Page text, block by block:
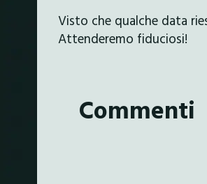
Visto che qualche data
Attenderemo fiduciosi!
Commenti